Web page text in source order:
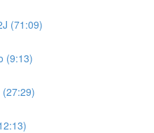
(71:09)
(9:13)